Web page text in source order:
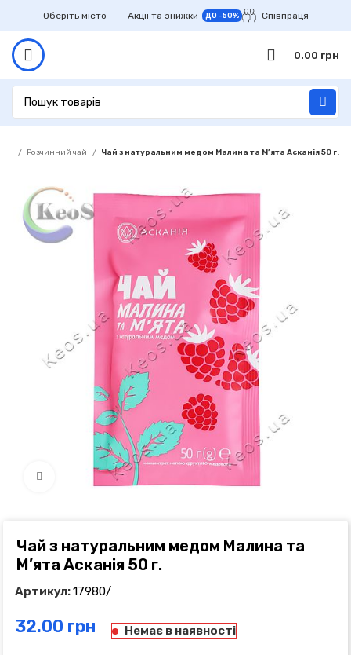
Оберіть місто Акції та знижки ДО -50% Співпраця
0.00 грн
Розчинний чай Чай з натуральним медом Малина та М’ята Асканія 50 г.
Click to enlarge
Чай з натуральним медом Малина та
М’ята Асканія 50 г.
Артикул:17980/
грн Немає в наявності